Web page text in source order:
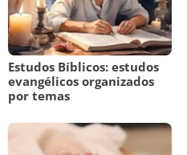
Estudos Bíblicos: estudos
evangélicos organizados
por temas